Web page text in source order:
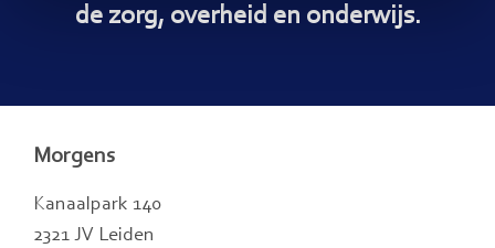
de zorg, overheid en onderwijs.
Morgens
Kanaalpark 140
2321 JV Leiden